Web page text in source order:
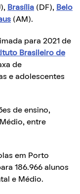
Brasília (DF), Belo
(AM).
para 2021 de
Brasileiro de
de
e adolescentes
de ensino,
entre
em Porto
186.966 alunos
e Médio.